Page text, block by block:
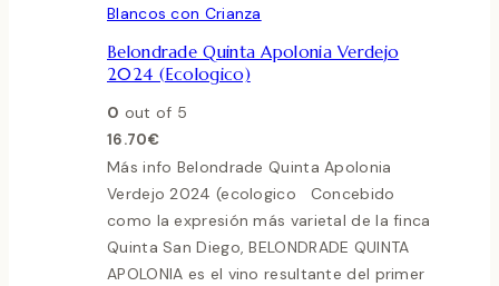
Blancos con Crianza
Belondrade Quinta Apolonia Verdejo
2024 (ecologico)
0 out of 5
16.70€
Más info Belondrade Quinta Apolonia
Verdejo 2024 (ecologico Concebido
como la expresión más varietal de la finca
Quinta San Diego, BELONDRADE QUINTA
APOLONIA es el vino resultante del primer